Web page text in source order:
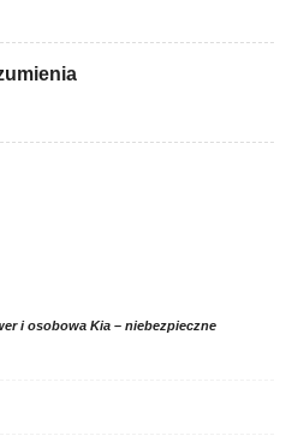
i osobowa Kia – niebezpieczne